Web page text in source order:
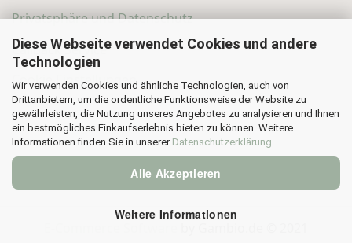
Diese Webseite verwendet Cookies und andere
Technologien
Wir verwenden Cookies und ähnliche Technologien, auch von
Drittanbietern, um die ordentliche Funktionsweise der Website zu
gewährleisten, die Nutzung unseres Angebotes zu analysieren und Ihnen
ein bestmögliches Einkaufserlebnis bieten zu können. Weitere
Informationen finden Sie in unserer Datenschutzerklärung.
Alle Akzeptieren
Weitere Informationen
Privatsphäre und Datenschutz
Callback Service
Cookie Einstellungen